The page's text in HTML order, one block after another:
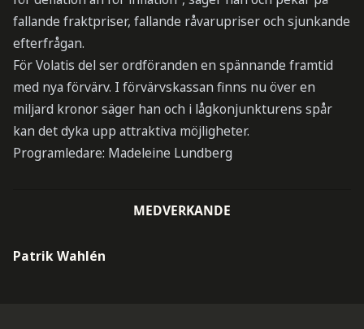
fallande fraktpriser, fallande råvarupriser och sjunkande
efterfrågan.
För Volatis del ser ordföranden en spännande framtid
med nya förvärv. I förvärvskassan finns nu över en
miljard kronor säger han och i lågkonjunkturens spår
kan det dyka upp attraktiva möjligheter.
Programledare: Madeleine Lundberg
MEDVERKANDE
Patrik Wahlén